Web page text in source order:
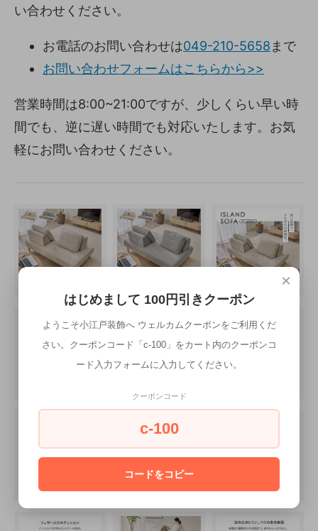
い合わせください。
お電話のお問い合わせは049-210-5658 まで
お問い合わせフォームはこちらから>>
営業時間は8:00~21:00ですが、少しくらい早い時
間でも、逆に遅い時間でも対応いたします。お気
軽にお問い合わせください。
×
はじめまして 100円引きクーポン
ようこそ小江戸装飾へ ウェルカムクーポンをご利用くだ
さい。クーポンコード「c-100」をカート内のクーポンコ
ード入力フォームに入力してください。
クーポンコード
c-100
コードをコピー